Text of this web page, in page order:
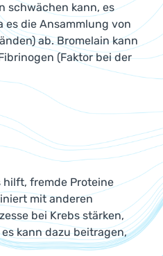
schwächen kann, es
es die Ansammlung von
ab. Bromelain kann
(Faktor bei der
hilft, fremde Proteine
mit anderen
bei Krebs stärken,
kann dazu beitragen,